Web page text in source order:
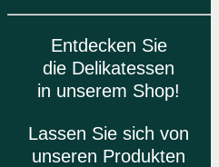
Entdecken Sie
die Delikatessen
in unserem Shop!
Lassen Sie sich von
unseren Produkten